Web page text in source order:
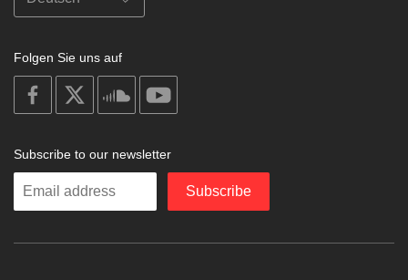
Folgen Sie uns auf
on
facebook
soundcloud
Subscribe to our newsletter
Enter
Subscribe